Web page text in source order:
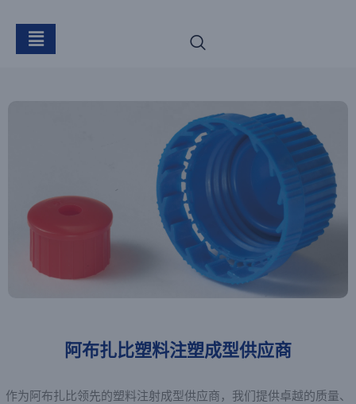
阿布扎比塑料注塑成型供应商
作为阿布扎比领先的塑料注射成型供应商，我们提供卓越的质量、